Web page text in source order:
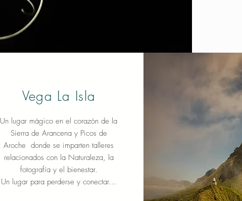
Vega La Isla
Un lugar mágico en el corazón de la
Sierra de Arancena y Picos de
Aroche donde se imparten talleres
relacionados con la Naturaleza, la
fotografía y el bienestar.
Un lugar para perderse y conectar...